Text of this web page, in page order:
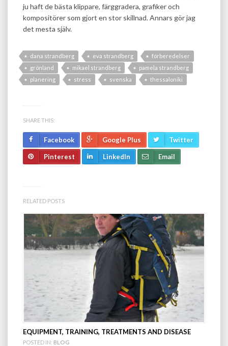
ju haft de bästa klippare, färggradera, grafiker och
kompositörer som gjort en stor skillnad. Annars gör jag
det mesta själv.
dana strandberg eva strandberg
förberedelser
grönland
mikael strandberg
pamela strandberg
planering
stress svenska thessaloniki
SHARE THIS:
Facebook Google Plus Twitter
Pinterest LinkedIn Email
RELATED POSTS
EQUIPMENT, TRAINING, TREATMENTS AND DISEASE
POSTED IN: BLOG